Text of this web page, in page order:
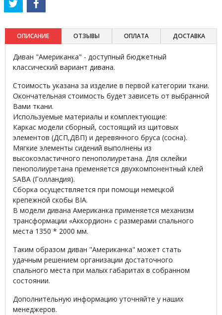
ОПИСАНИЕ ОТЗЫВЫ ОПЛАТА ДОСТАВКА
Диван "Американка" - доступный бюджетный
классический вариант дивана.
Стоимость указана за изделие в первой категории ткани.
Окончательная стоимость будет зависеть от выбранной
Вами ткани.
Используемые материалы и комплектующие:
Каркас модели сборный, состоящий из щитовых
элементов (ДСП,ДВП) и деревянного бруса (сосна).
Мягкие элементы сидений выполнены из
высокоэластичного пенополиуретана. Для склейки
пенополиуретана пременяется двухкомпонентный клей
SABA (Голландия).
Сборка осуществляется при помощи немецкой
крепежной скобы BIA.
В модели дивана Американка применяется механизм
трансформации «Аккордион» с размерами спального
места 1350 * 2000 мм.
Таким образом диван "Американка" может стать
удачным решением организации достаточного
спального места при малых габаритах в собранном
состоянии.
Дополнительную информацию уточняйте у наших
менеджеров.